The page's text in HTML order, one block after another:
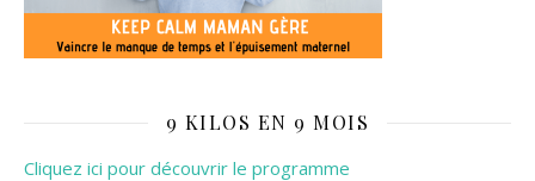
9 KILOS EN 9 MOIS
Cliquez ici pour découvrir le programme